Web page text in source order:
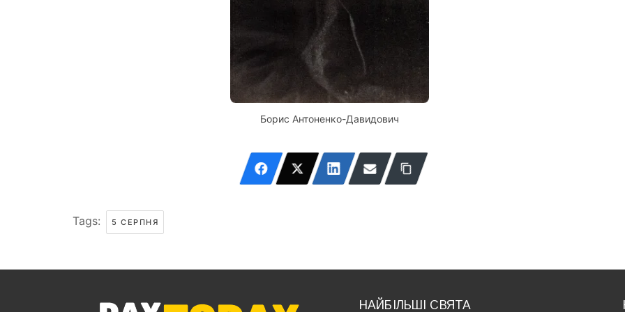
Борис Антоненко-Давидович
Tags: 5 СЕРПНЯ
НАЙБІЛЬШІ СВЯТА